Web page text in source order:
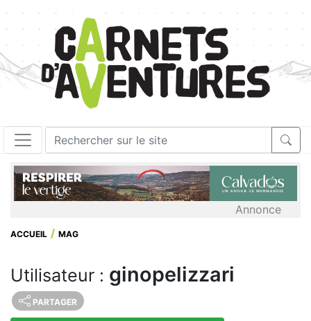
Annonce
ACCUEIL MAG
Utilisateur : ginopelizzari
PARTAGER